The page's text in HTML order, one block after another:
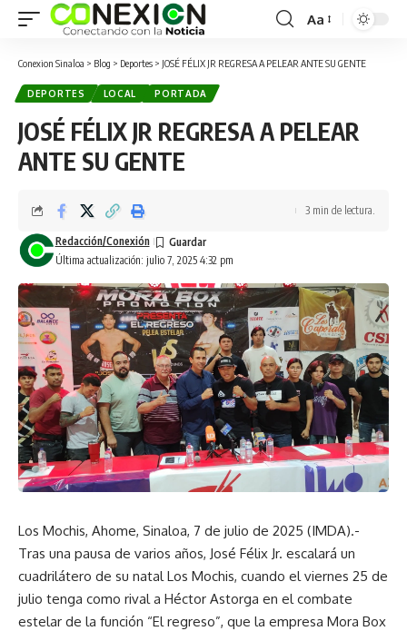
Aa
Conexion Sinaloa > Blog > Deportes > JOSÉ FÉLIX JR REGRESA A PELEAR ANTE SU GENTE
DEPORTES LOCAL PORTADA
JOSÉ FÉLIX JR REGRESA A PELEAR
ANTE SU GENTE
Última actualización: julio 7, 2025 4:32 pm
Redacción/Conexión
3 min de lectura.
Los Mochis, Ahome, Sinaloa, 7 de julio de 2025 (IMDA).-
Tras una pausa de varios años, José Félix Jr. escalará un
cuadrilátero de su natal Los Mochis, cuando el viernes 25 de
julio tenga como rival a Héctor Astorga en el combate
estelar de la función “El regreso”, que la empresa Mora Box